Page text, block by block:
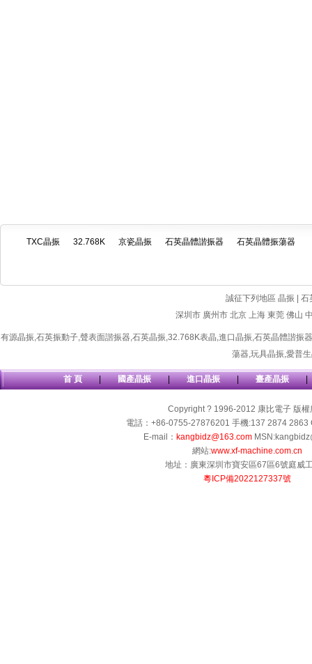
TXC晶振 32.768K 京瓷晶振 石英晶體諧振器 石英晶體振蕩器
誠征下列地區 晶振 |
深圳市 廣州市 北京 上海 東莞 佛山
有源晶振,石英振動子,聲表面諧振器,石英晶振,32.768K表晶,進口晶振,石英晶體諧振器
蕩器,玩具晶振,愛普
首 頁 | 國產晶振 | 進口晶振 | 臺產晶振 |
Copyright ? 1996-2012 康比電子 版權
電話：+86-0755-27876201 手機:137 2874 2863
E-mail： kangbidz@163.com
網站:www.xf-machine.com.cn
地址：廣東深圳市寶安區67區6號庭威
粵ICP備2022127337號